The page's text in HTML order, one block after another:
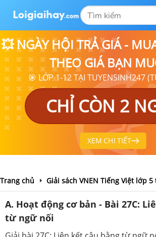
💥 NGÀY HỘI TRẢ GIÁ -
THEO GIÁ BẠN
🎯 LỚP 1-12 TẠI TUYENSINH247
CHỈ CÒN 2
XEM CHI TIẾT
Trang chủ Giải sách VNEN Tiếng Việt lớp
A. Hoạt động cơ bản - Bài 27C:
từ ngữ nối